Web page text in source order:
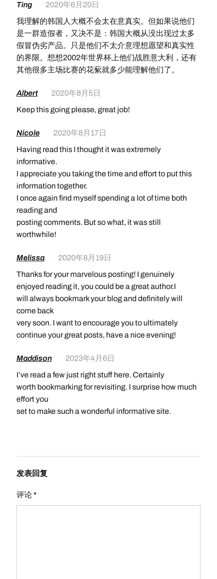
Ting
2020年6月20日
我理解的韩国人大概不会太在意真实。但如果说他们
是一群造假者，又决不是：韩国大概从没出现过太多
假冒伪劣产品。只是他们不太介意理想愿望和真实性
的界限。想想2002年世界杯上他们战胜意大利，还有
其他很多主场比赛的花蕠就多少能理解他们了。
Albert
2020年8月5日
Keep this going please, great job!
Nicole
2020年8月17日
Having read this I thought it was extremely
informative.
I appreciate you taking the time and effort to put this
information together.
I once again find myself spending a lot of time both
reading and
posting comments. But so what, it was still
worthwhile!
Melissa
2020年8月19日
Thanks for your marvelous posting! I genuinely
enjoyed reading it, you could be a great author.I
will always bookmark your blog and definitely will
come back
very soon. I want to encourage you to ultimately
continue your great posts, have a nice evening!
Maddison
2023年4月6日
I’ve read a few just right stuff here. Certainly
worth bookmarking for revisiting. I surprise how much
effort you
set to make such a wonderful informative site.
发表回复
评论*